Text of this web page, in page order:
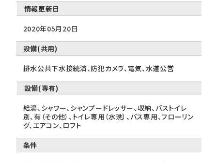
情報更新日
2020年05月20日
設備(共用)
排水公共下水接続済、防犯カメラ、電気、水道公営
設備(専有)
給湯、シャワー、シャンプードレッサー、収納、バストイレ
別、有（その他）、トイレ専用（水洗）、バス専用、フローリン
グ、エアコン、ロフト
条件